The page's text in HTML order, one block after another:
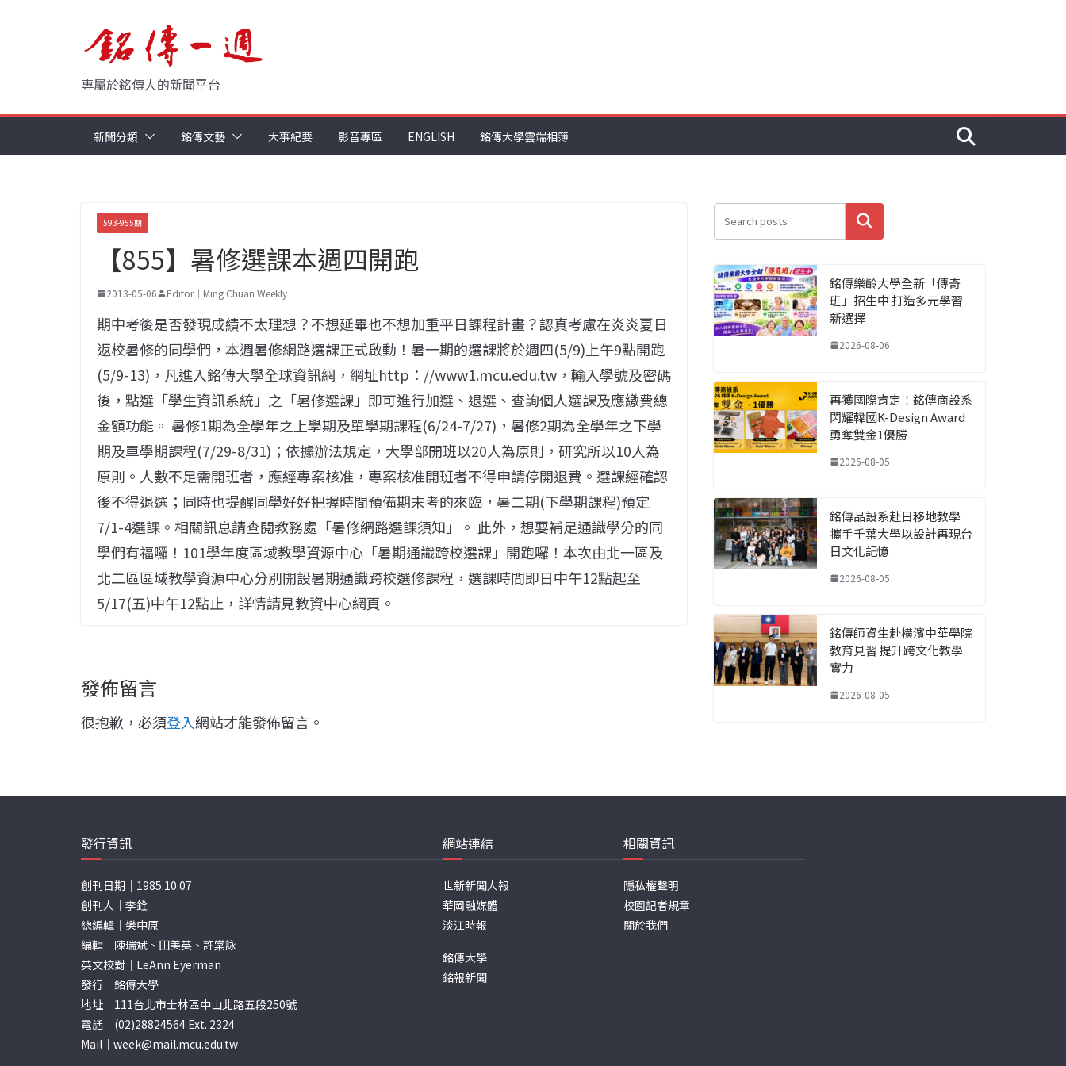
專屬於銘傳人的新聞平台
新聞分類 銘傳文藝 大事紀要 影音專區 ENGLISH 銘傳大學雲端相簿
593-955期
【855】暑修選課本週四開跑
2013-05-06 Editor｜Ming Chuan Weekly
期中考後是否發現成績不太理想？不想延畢也不想加重平日課程計畫？認真考慮在炎炎夏日
返校暑修的同學們，本週暑修網路選課正式啟動！暑一期的選課將於週四(5/9)上午9點開跑
(5/9-13)，凡進入銘傳大學全球資訊網，網址http：//www1.mcu.edu.tw，輸入學號及密碼
後，點選「學生資訊系統」之「暑修選課」即可進行加選、退選、查詢個人選課及應繳費總
金額功能。 暑修1期為全學年之上學期及單學期課程(6/24-7/27)，暑修2期為全學年之下學
期及單學期課程(7/29-8/31)；依據辦法規定，大學部開班以20人為原則，研究所以10人為
原則。人數不足需開班者，應經專案核准，專案核准開班者不得申請停開退費。選課經確認
後不得退選；同時也提醒同學好好把握時間預備期末考的來臨，暑二期(下學期課程)預定
7/1-4選課。相關訊息請查閱教務處「暑修網路選課須知」。 此外，想要補足通識學分的同
學們有福囉！101學年度區域教學資源中心「暑期通識跨校選課」開跑囉！本次由北一區及
北二區區域教學資源中心分別開設暑期通識跨校選修課程，選課時間即日中午12點起至
5/17(五)中午12點止，詳情請見教資中心網頁。
發佈留言
很抱歉，必須登入網站才能發佈留言。
搜尋
銘傳樂齡大學全新「傳奇
班」招生中 打造多元學習
新選擇
2026-08-06
再獲國際肯定！銘傳商設系
閃耀韓國K-Design Award
勇奪雙金1優勝
2026-08-05
銘傳品設系赴日移地教學
攜手千葉大學以設計再現台
日文化記憶
2026-08-05
銘傳師資生赴橫濱中華學院
教育見習 提升跨文化教學
實力
2026-08-05
發行資訊
創刊日期｜1985.10.07
創刊人｜李銓
總編輯｜樊中原
編輯｜陳瑞斌、田美英、許棠詠
英文校對｜LeAnn Eyerman
發行｜銘傳大學
地址｜111台北市士林區中山北路五段250號
電話｜(02)28824564 Ext. 2324
Mail｜ week@mail.mcu.edu.tw
網站連結
世新新聞人報
華岡融媒體
淡江時報
銘傳大學
銘報新聞
相關資訊
隱私權聲明
校園記者規章
關於我們